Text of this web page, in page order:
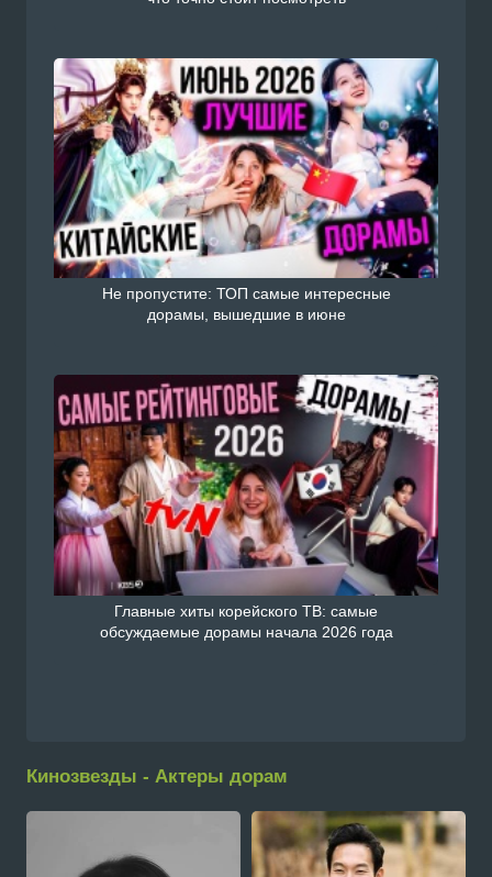
Не пропустите: ТОП самые интересные
дорамы, вышедшие в июне
Главные хиты корейского ТВ: самые
обсуждаемые дорамы начала 2026 года
Кинозвезды - Актеры дорам